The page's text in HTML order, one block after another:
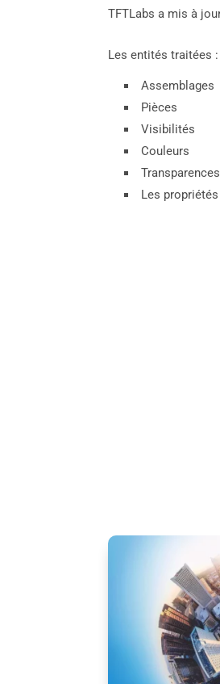
TFTLabs a mis à
Les entités traitées :
Assemblages
Pièces
Visibilités
Couleurs
Transparences
Les